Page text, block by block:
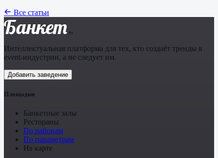
Все статьи
Банкет .ru
Интеллектуальная платформа для тех, кто создаёт тренды в
event-индустрии, а не следует им.
Добавить заведение
Площадки
Банкетные залы
Рестораны
По районам
По параметрам
На карте